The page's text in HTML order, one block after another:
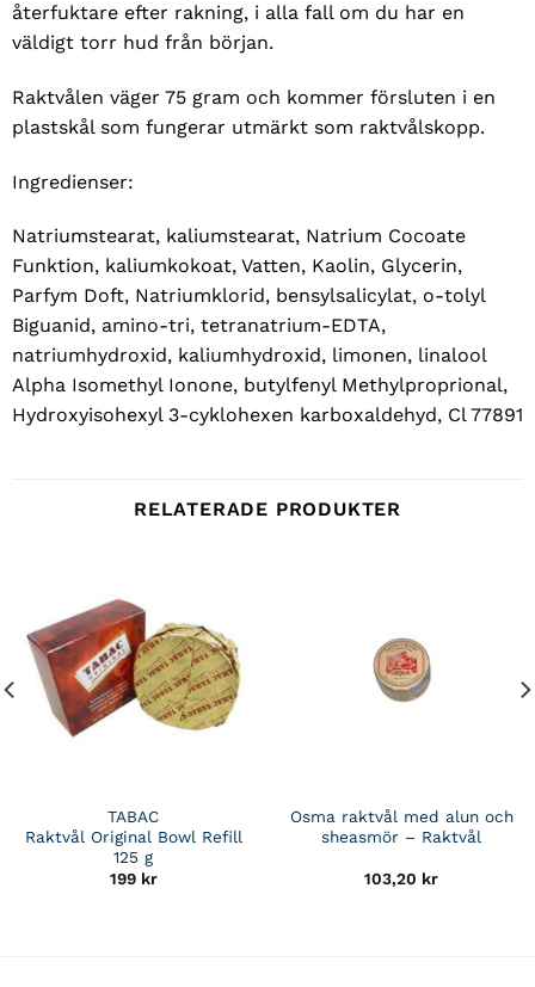
återfuktare efter rakning, i alla fall om du har en
väldigt torr hud från början.
Raktvålen väger 75 gram och kommer försluten i en
plastskål som fungerar utmärkt som raktvålskopp.
Ingredienser:
Natriumstearat, kaliumstearat, Natrium Cocoate
Funktion, kaliumkokoat, Vatten, Kaolin, Glycerin,
Parfym Doft, Natriumklorid, bensylsalicylat, o-tolyl
Biguanid, amino-tri, tetranatrium-EDTA,
natriumhydroxid, kaliumhydroxid, limonen, linalool
Alpha Isomethyl Ionone, butylfenyl Methylproprional,
Hydroxyisohexyl 3-cyklohexen karboxaldehyd, Cl 77891
RELATERADE PRODUKTER
TABAC
Raktvål Original Bowl Refill
125 g
199 kr
Osma raktvål med alun och
sheasmör – Raktvål
103,20 kr